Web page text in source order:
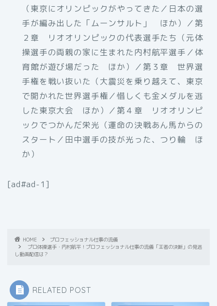
（東京にオリンピックがやってきた／日本の選
手が編み出した「ムーンサルト」 ほか）／第
２章 リオオリンピックの代表選手たち（元体
操選手の両親の家に生まれた内村航平選手／体
育館が遊び場だった ほか）／第３章 世界選
手権を戦い抜いた（大震災を乗り越えて、東京
で開かれた世界選手権／惜しくも金メダルを逃
した東京大会 ほか）／第４章 リオオリンピ
ックでつかんだ栄光（運命の決戦あん馬からの
スタート／田中選手の技が光った、つり輪 ほ
か）
[ad#ad-1]
HOME
プロフェッショナル仕事の流儀
プロ体操選手・内村航平！プロフェッショナル仕事の流儀「王者の決断」の見逃
し動画配信は？
RELATED POST